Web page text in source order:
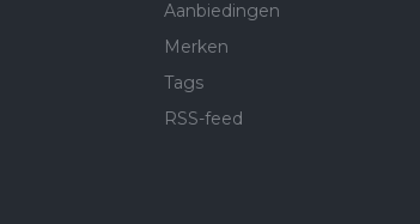
Aanbiedingen
Merken
Tags
RSS-feed